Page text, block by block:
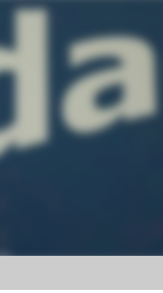
principal